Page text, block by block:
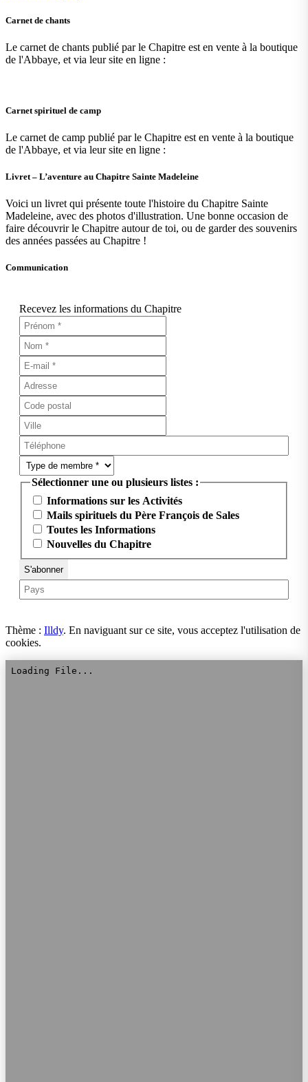
Carnet de chants
Le carnet de chants publié par le Chapitre est en vente à la boutique
de l'Abbaye, et via leur site en ligne :
Carnet spirituel de camp
Le carnet de camp publié par le Chapitre est en vente à la boutique
de l'Abbaye, et via leur site en ligne :
Livret – L’aventure au Chapitre Sainte Madeleine
Voici un livret qui présente toute l'histoire du Chapitre Sainte
Madeleine, avec des photos d'illustration. Une bonne occasion de
faire découvrir le Chapitre autour de toi, ou de garder des souvenirs
des années passées au Chapitre !
Communication
Recevez les informations du Chapitre
Sélectionner une ou plusieurs listes :
Informations sur les Activités
Mails spirituels du Père François de Sales
Toutes les Informations
Nouvelles du Chapitre
Thème : Illdy. En naviguant sur ce site, vous acceptez l'utilisation de
cookies.